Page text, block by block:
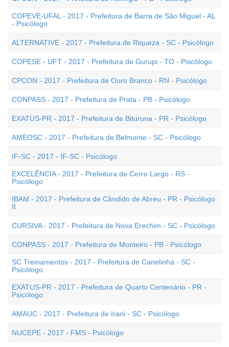
COPEVE-UFAL - 2017 - Prefeitura de Barra de São Miguel - AL
- Psicólogo
ALTERNATIVE - 2017 - Prefeitura de Riqueza - SC - Psicólogo
COPESE - UFT - 2017 - Prefeitura de Gurupi - TO - Psicólogo
CPCON - 2017 - Prefeitura de Ouro Branco - RN - Psicólogo
CONPASS - 2017 - Prefeitura de Prata - PB - Psicólogo
EXATUS-PR - 2017 - Prefeitura de Bituruna - PR - Psicólogo
AMEOSC - 2017 - Prefeitura de Belmonte - SC - Psicólogo
IF-SC - 2017 - IF-SC - Psicólogo
EXCELÊNCIA - 2017 - Prefeitura de Cerro Largo - RS -
Psicólogo
IBAM - 2017 - Prefeitura de Cândido de Abreu - PR - Psicólogo
II
CURSIVA - 2017 - Prefeitura de Nova Erechim - SC - Psicólogo
CONPASS - 2017 - Prefeitura de Monteiro - PB - Psicólogo
SC Treinamentos - 2017 - Prefeitura de Canelinha - SC -
Psicólogo
EXATUS-PR - 2017 - Prefeitura de Quarto Centenário - PR -
Psicólogo
AMAUC - 2017 - Prefeitura de Irani - SC - Psicólogo
NUCEPE - 2017 - FMS - Psicólogo